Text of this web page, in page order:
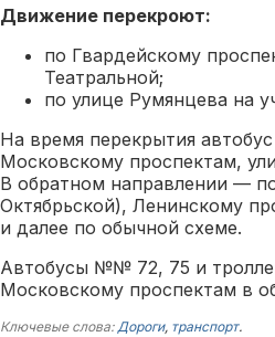
Движение перекроют:
по Гвардейскому
Театральной;
по улице Румянцева на
На время перекрытия
Московскому проспектам,
В обратном направлении —
Октябрьской), Ленинскому
и далее по обычной схеме.
Автобусы №№ 72, 75 и
Московскому проспектам в
Ключевые слова:Дороги, транспорт.